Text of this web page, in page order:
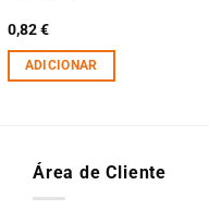
0,82€
ADICIONAR
Área de Cliente